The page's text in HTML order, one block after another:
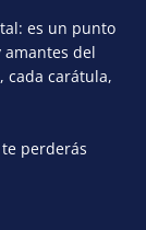
es un punto
del
cada carátula,
perderás